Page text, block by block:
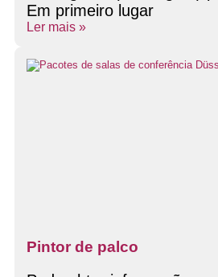
Em primeiro lugar
Ler mais »
Pintor de palco